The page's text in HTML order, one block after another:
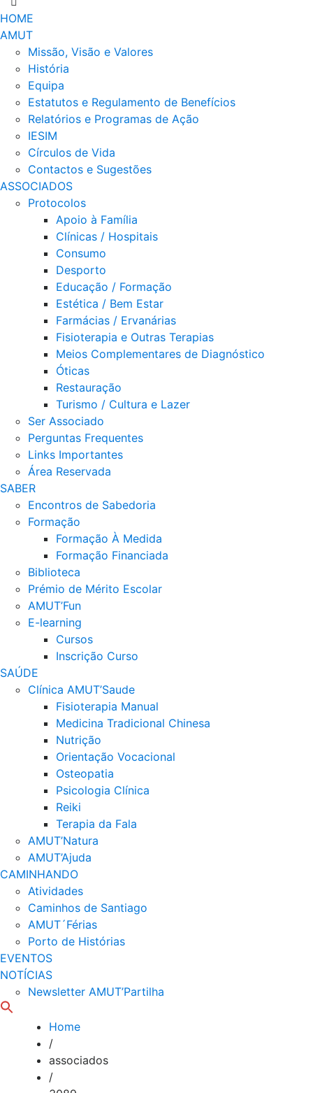
HOME
AMUT
Missão, Visão e Valores
História
Equipa
Estatutos e Regulamento de Benefícios
Relatórios e Programas de Ação
IESIM
Círculos de Vida
Contactos e Sugestões
ASSOCIADOS
Protocolos
Apoio à Família
Clínicas / Hospitais
Consumo
Desporto
Educação / Formação
Estética / Bem Estar
Farmácias / Ervanárias
Fisioterapia e Outras Terapias
Meios Complementares de Diagnóstico
Óticas
Restauração
Turismo / Cultura e Lazer
Ser Associado
Perguntas Frequentes
Links Importantes
Área Reservada
SABER
Encontros de Sabedoria
Formação
Formação À Medida
Formação Financiada
Biblioteca
Prémio de Mérito Escolar
AMUT’Fun
E-learning
Cursos
Inscrição Curso
SAÚDE
Clínica AMUT’Saude
Fisioterapia Manual
Medicina Tradicional Chinesa
Nutrição
Orientação Vocacional
Osteopatia
Psicologia Clínica
Reiki
Terapia da Fala
AMUT’Natura
AMUT’Ajuda
CAMINHANDO
Atividades
Caminhos de Santiago
AMUT´Férias
Porto de Histórias
EVENTOS
NOTÍCIAS
Newsletter AMUT’Partilha
Home
/
associados
/